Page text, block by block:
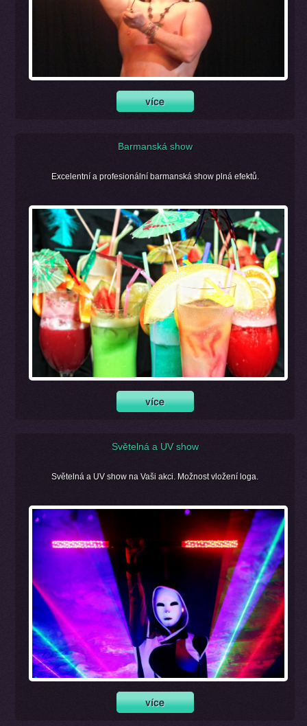
Barmanská show
Excelentní a profesionální barmanská show plná efektů.
Světelná a UV show
Světelná a UV show na Vaši akci. Možnost vložení loga.